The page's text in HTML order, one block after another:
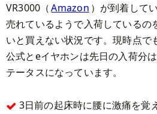
VR3000（ Amazon ）が到着して
売れているようで入荷しているの
いと買えない状況です。現時点
公式とeイヤホンは先日の入荷分
テータスになっています。
3日前の起床時に腰に激痛を覚